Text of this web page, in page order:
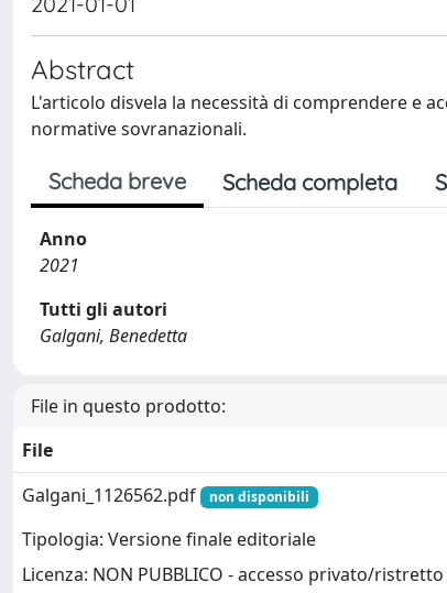
Abstract
L'articolo disvela la necessità di comprendere e
normative sovranazionali.
Scheda breve Scheda completa
Anno
2021
Tutti gli autori
Galgani, Benedetta
File in questo prodotto:
File
Galgani_1126562.pdf
non disponibili
Tipologia: Versione finale editoriale
Licenza: NON PUBBLICO - accesso privato/ristretto